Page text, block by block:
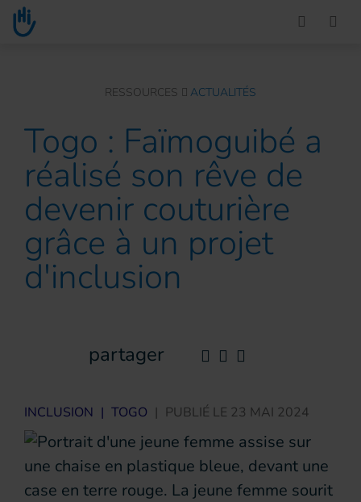
Go to main content
You are here :RESSOURCES ACTUALITÉS
Togo : Faïmoguibé a
réalisé son rêve de
devenir couturière
grâce à un projet
d'inclusion
partager
INCLUSION | TOGO | PUBLIÉ LE 23 MAI 2024